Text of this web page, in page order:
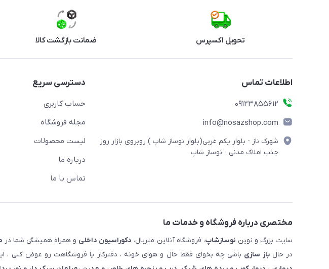
تحویل اکسپرس ضمانت بازگشت کالا
اطلاعات تماس
09123855612
info@nosazshop.com
شهرک ناز - بلوار یکم غربی(بلوار نوساز شاپ ) روبروی بازار روز
جنب املاک مدنی - نوساز شاپ
دسترسی سریع
حساب کاربری
مجله فروشگاه
لیست محصولات
درباره ما
تماس با ما
مختصری درباره فروشگاه و خدمات ما
سایت بزرگ و نوین نوسازشاپ، فروشگاه آنلاین متریال، دکوراسیون داخلی و همراه همیشگی شما در
در حالباز سازی باشی چه بخوای فقط حال و هوای خونه ، دفترکار یا فروشگاهت رو عوض کنی ،